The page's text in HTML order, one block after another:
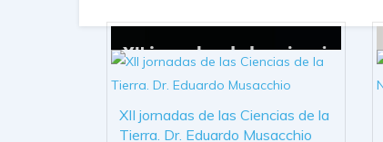
XII jornadas de las Ciencias de la
Tierra. Dr. Eduardo Musacchio